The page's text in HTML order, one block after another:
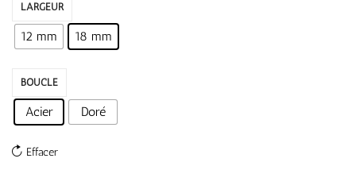
LARGEUR
12 mm 18 mm
BOUCLE
Acier Doré
Effacer